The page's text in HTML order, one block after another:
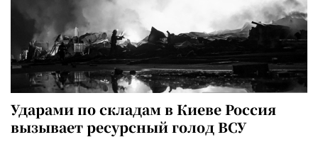
Ударами по складам в Киеве Россия
вызывает ресурсный голод ВСУ